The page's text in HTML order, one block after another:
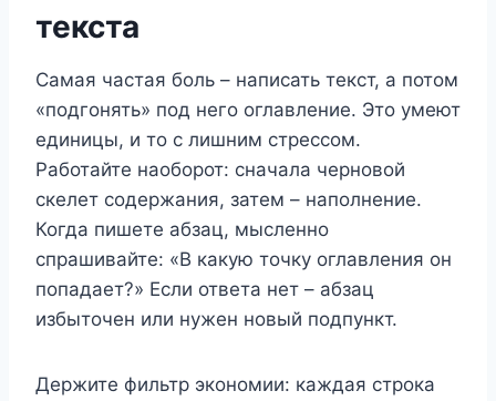
текста
Самая частая боль – написать текст, а потом
«подгонять» под него оглавление. Это умеют
единицы, и то с лишним стрессом.
Работайте наоборот: сначала черновой
скелет содержания, затем – наполнение.
Когда пишете абзац, мысленно
спрашивайте: «В какую точку оглавления он
попадает?» Если ответа нет – абзац
избыточен или нужен новый подпункт.
Держите фильтр экономии: каждая строка